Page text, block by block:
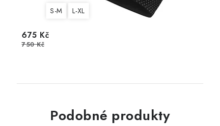
S-M L-XL
675 Kč
750 Kč
Podobné produkty